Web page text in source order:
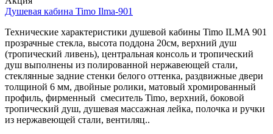
Душевая кабина Timo Ilma-901
Технические характеристики душевой кабины Timo ILMA 901
прозрачные стекла, высота поддона 20см, верхний душ
(тропический ливень), центральная консоль и тропический
душ выполнены из полированной нержавеющей стали,
стеклянные задние стенки белого оттенка, раздвижные двери
толщиной 6 мм, двойные ролики, матовый хромированный
профиль, фирменный смеситель Timo, верхний, боковой
тропический душ, душевая массажная лейка, полочка и ручки
из нержавеющей стали, вентиляц..